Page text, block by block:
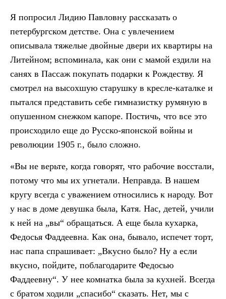
Я попросил Лидию Павловну рассказать о
петербургском детстве. Она с увлечением
описывала тяжелые двойные двери их квартиры на
Литейном; вспоминала, как они с мамой ездили на
санях в Пассаж покупать подарки к Рождеству. Я
смотрел на высохшую старушку в кресле-каталке и
пытался представить себе гимназистку румяную в
опушенном снежком капоре. Постичь, что все это
происходило еще до Русско-японской войны и
революции 1905 г., было сложно.
«Вы не верьте, когда говорят, что рабочие восстали,
потому что мы их угнетали. Неправда. В нашем
кругу всегда с уважением относились к народу. Вот
у нас в доме девушка была, Катя. Нас, детей, учили
к ней на „вы“ обращаться. А еще была кухарка,
Федосья Фаддеевна. Как она, бывало, испечет торт,
нас папа спрашивает: „Вкусно было? Ну а если
вкусно, пойдите, поблагодарите Федосью
Фаддеевну“. У нее комнатка была за кухней. Всегда
с братом ходили „спасибо“ сказать. Нет, мы с